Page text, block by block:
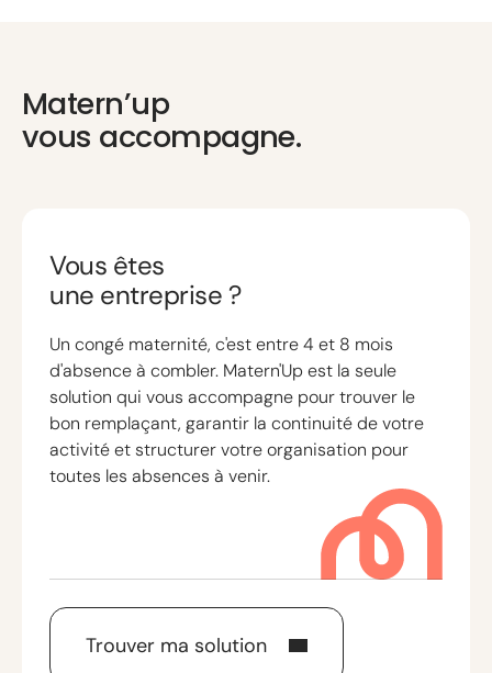
Matern’up
vous accompagne.
Vous êtes
une entreprise ?
Un congé maternité, c'est entre 4 et 8 mois
d'absence à combler. Matern'Up est la seule
solution qui vous accompagne pour trouver le
bon remplaçant, garantir la continuité de votre
activité et structurer votre organisation pour
toutes les absences à venir.
Trouver ma solution